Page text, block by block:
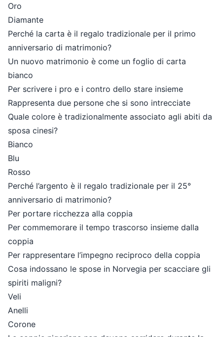
Oro
Diamante
Perché la carta è il regalo tradizionale per il primo
anniversario di matrimonio?
Un nuovo matrimonio è come un foglio di carta
bianco
Per scrivere i pro e i contro dello stare insieme
Rappresenta due persone che si sono intrecciate
Quale colore è tradizionalmente associato agli abiti da
sposa cinesi?
Bianco
Blu
Rosso
Perché l’argento è il regalo tradizionale per il 25°
anniversario di matrimonio?
Per portare ricchezza alla coppia
Per commemorare il tempo trascorso insieme dalla
coppia
Per rappresentare l’impegno reciproco della coppia
Cosa indossano le spose in Norvegia per scacciare gli
spiriti maligni?
Veli
Anelli
Corone